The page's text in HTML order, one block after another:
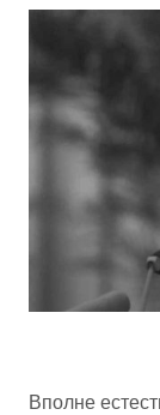
Вполне